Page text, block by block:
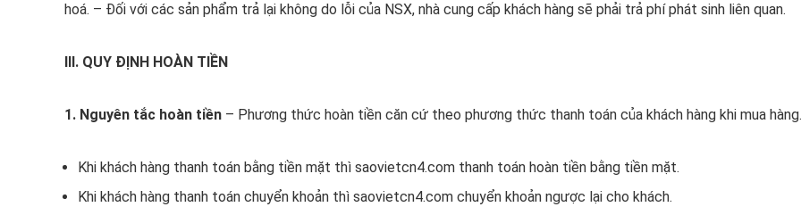
hoá. – Đối với các sản phẩm trả lại không do lỗi của NSX, nhà cung cấp khách hàng sẽ phải trả phí phát sinh liên quan.
III. QUY ĐỊNH HOÀN TIỀN
1. Nguyên tắc hoàn tiền – Phương thức hoàn tiền căn cứ theo phương thức thanh toán của khách hàng khi mua hàng.
Khi khách hàng thanh toán bằng tiền mặt thì saovietcn4.com thanh toán hoàn tiền bằng tiền mặt.
Khi khách hàng thanh toán chuyển khoản thì saovietcn4.com chuyển khoản ngược lại cho khách.